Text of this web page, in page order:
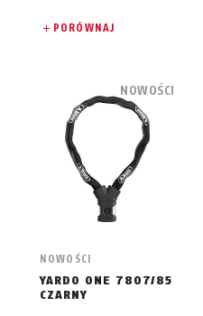
PORÓWNAJ
NOWOŚCI
YARDO ONE 7807/85
CZARNY
NOWOŚCI